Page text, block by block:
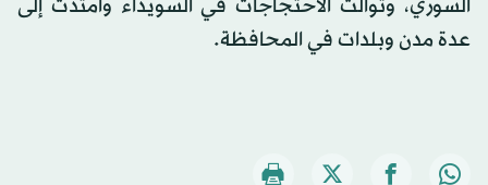
السوري، وتوالت الاحتجاجات في السويداء وامتدت إلى
عدة مدن وبلدات في المحافظة.